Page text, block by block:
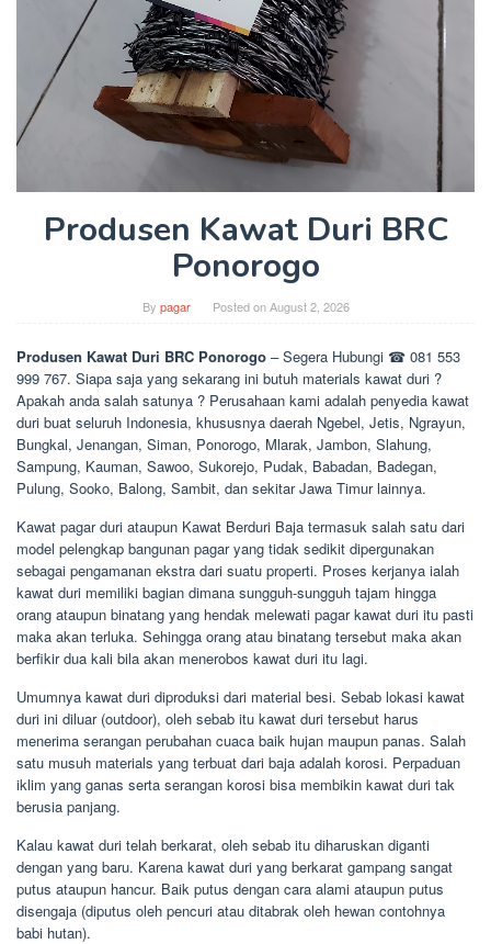
Produsen Kawat Duri BRC
Ponorogo
By pagar Posted onAugust 2, 2026
Produsen Kawat Duri BRC Ponorogo – Segera Hubungi ☎ 081 553
999 767. Siapa saja yang sekarang ini butuh materials kawat duri ?
Apakah anda salah satunya ? Perusahaan kami adalah penyedia kawat
duri buat seluruh Indonesia, khususnya daerah Ngebel, Jetis, Ngrayun,
Bungkal, Jenangan, Siman, Ponorogo, Mlarak, Jambon, Slahung,
Sampung, Kauman, Sawoo, Sukorejo, Pudak, Babadan, Badegan,
Pulung, Sooko, Balong, Sambit, dan sekitar Jawa Timur lainnya.
Kawat pagar duri ataupun Kawat Berduri Baja termasuk salah satu dari
model pelengkap bangunan pagar yang tidak sedikit dipergunakan
sebagai pengamanan ekstra dari suatu properti. Proses kerjanya ialah
kawat duri memiliki bagian dimana sungguh-sungguh tajam hingga
orang ataupun binatang yang hendak melewati pagar kawat duri itu pasti
maka akan terluka. Sehingga orang atau binatang tersebut maka akan
berfikir dua kali bila akan menerobos kawat duri itu lagi.
Umumnya kawat duri diproduksi dari material besi. Sebab lokasi kawat
duri ini diluar (outdoor), oleh sebab itu kawat duri tersebut harus
menerima serangan perubahan cuaca baik hujan maupun panas. Salah
satu musuh materials yang terbuat dari baja adalah korosi. Perpaduan
iklim yang ganas serta serangan korosi bisa membikin kawat duri tak
berusia panjang.
Kalau kawat duri telah berkarat, oleh sebab itu diharuskan diganti
dengan yang baru. Karena kawat duri yang berkarat gampang sangat
putus ataupun hancur. Baik putus dengan cara alami ataupun putus
disengaja (diputus oleh pencuri atau ditabrak oleh hewan contohnya
babi hutan).